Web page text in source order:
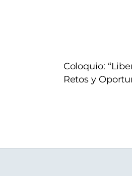
Coloquio:
Retos y